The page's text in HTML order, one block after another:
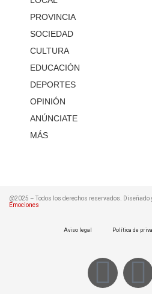
PROVINCIA
SOCIEDAD
CULTURA
EDUCACIÓN
DEPORTES
OPINIÓN
ANÚNCIATE
MÁS
@2025 – Todos los derechos reservados. Diseñado
Emociones
Aviso legal Política de